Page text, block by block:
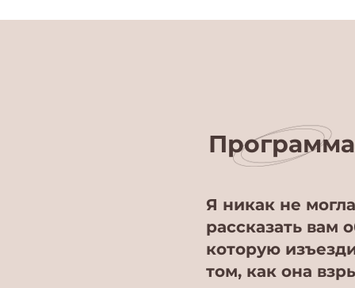
Я никак не
рассказать вам
которую
том, как она